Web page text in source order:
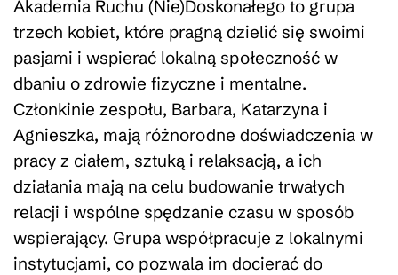
Akademia Ruchu (Nie)Doskonałego to grupa
trzech kobiet, które pragną dzielić się swoimi
pasjami i wspierać lokalną społeczność w
dbaniu o zdrowie fizyczne i mentalne.
Członkinie zespołu, Barbara, Katarzyna i
Agnieszka, mają różnorodne doświadczenia w
pracy z ciałem, sztuką i relaksacją, a ich
działania mają na celu budowanie trwałych
relacji i wspólne spędzanie czasu w sposób
wspierający. Grupa współpracuje z lokalnymi
instytucjami, co pozwala im docierać do